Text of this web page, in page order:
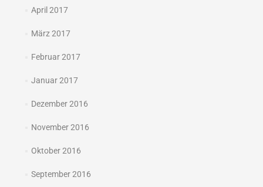
April 2017
März 2017
Februar 2017
Januar 2017
Dezember 2016
November 2016
Oktober 2016
September 2016